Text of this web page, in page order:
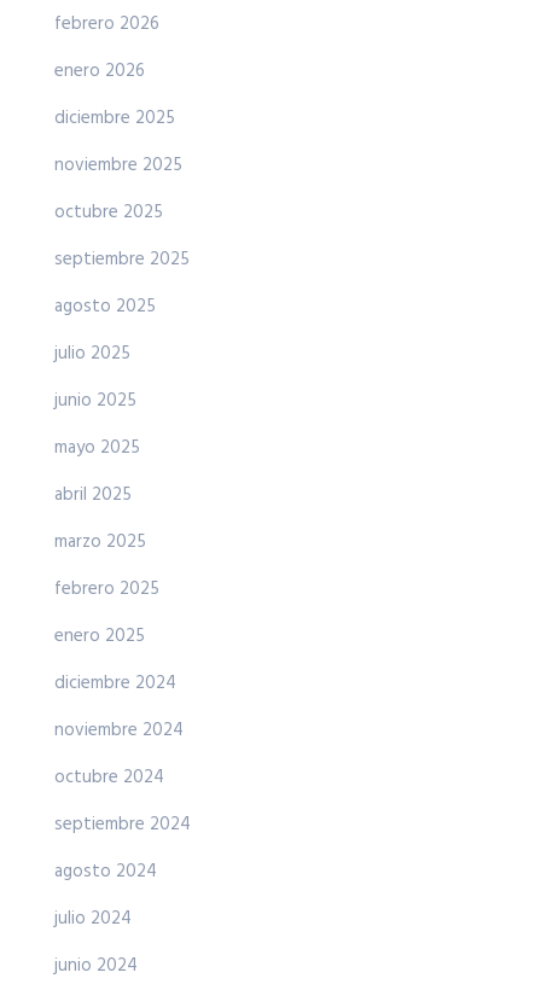
febrero 2026
enero 2026
diciembre 2025
noviembre 2025
octubre 2025
septiembre 2025
agosto 2025
julio 2025
junio 2025
mayo 2025
abril 2025
marzo 2025
febrero 2025
enero 2025
diciembre 2024
noviembre 2024
octubre 2024
septiembre 2024
agosto 2024
julio 2024
junio 2024